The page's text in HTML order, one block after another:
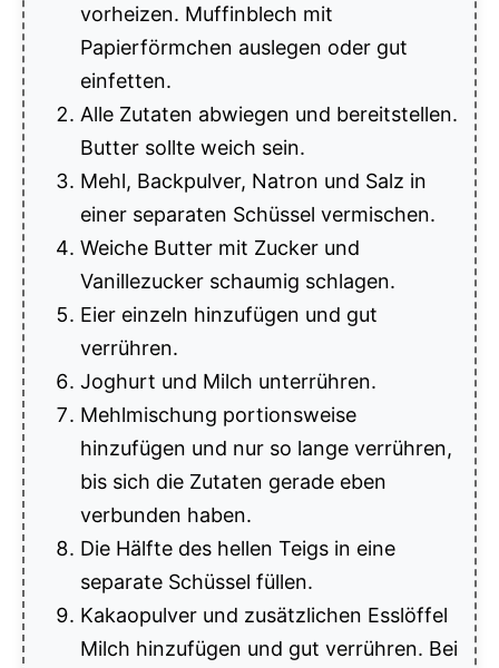
vorheizen. Muffinblech mit
Papierförmchen auslegen oder gut
einfetten.
Alle Zutaten abwiegen und bereitstellen.
Butter sollte weich sein.
Mehl, Backpulver, Natron und Salz in
einer separaten Schüssel vermischen.
Weiche Butter mit Zucker und
Vanillezucker schaumig schlagen.
Eier einzeln hinzufügen und gut
verrühren.
Joghurt und Milch unterrühren.
Mehlmischung portionsweise
hinzufügen und nur so lange verrühren,
bis sich die Zutaten gerade eben
verbunden haben.
Die Hälfte des hellen Teigs in eine
separate Schüssel füllen.
Kakaopulver und zusätzlichen Esslöffel
Milch hinzufügen und gut verrühren. Bei